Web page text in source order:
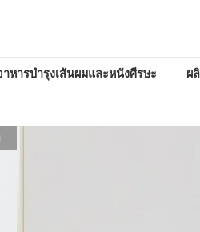
าหารบำรุงเส้นผมและหนังศีรษะ ผ